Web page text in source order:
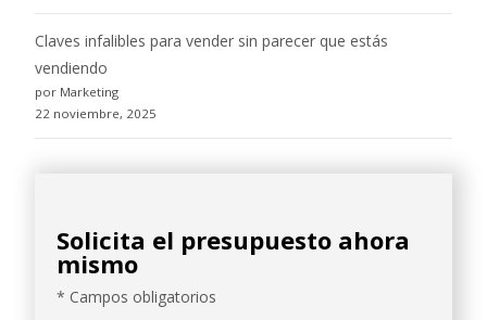
Claves infalibles para vender sin parecer que estás
vendiendo
por Marketing
22 noviembre, 2025